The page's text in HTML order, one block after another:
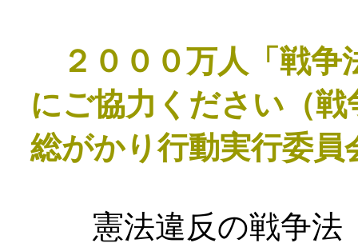
２０００万人「戦争
にご協力ください（
総がかり行動実行委員
憲法違反の戦争法